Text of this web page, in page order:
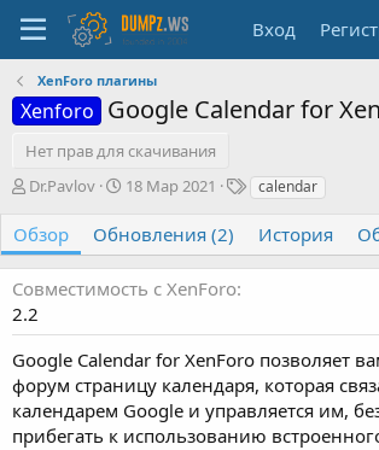
Вход
XenForo плагины
Xenforo Google Calendar for
Нет прав для скачивания
А
т
о
р
Dr.Pavlov
Д
т
а
с
о
д
а
н
и
я
18 Мар 2021
Т
и
calendar
Обзор Обновления (2) История
Совместимость с XenForo
2.2
Google Calendar for XenForo позволяет
форум страницу календаря, которая
календарем Google и управляется им,
прибегать к использованию